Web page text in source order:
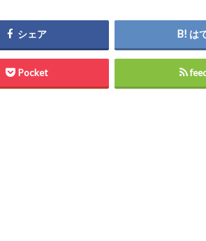
シェア は
Pocket